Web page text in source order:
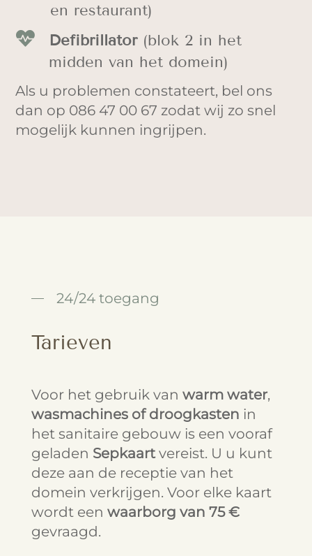
en restaurant)

Defibrillator(blok 2 in het
midden van het domein)
Als u problemen constateert, bel ons
dan op 086 47 00 67 zodat wij zo snel
mogelijk kunnen ingrijpen.
24/24 toegang
Tarieven
Voor het gebruik van warm water,
wasmachines of droogkasten in
het sanitaire gebouw is een vooraf
geladen Sepkaartvereist. U u kunt
deze aan de receptie van het
domein verkrijgen. Voor elke kaart
wordt een waarborg van 75 €
gevraagd.